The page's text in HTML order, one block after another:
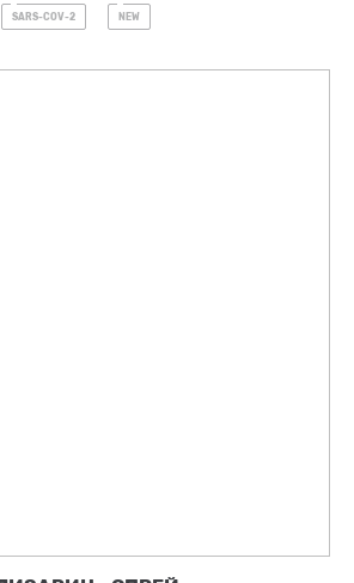
SARS-COV-2 NEW